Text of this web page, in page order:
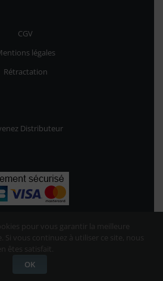
CGV
légales
Rétractation
Distributeur
pour vous garantir la meilleure
vous continuez à utiliser ce site, nous
êtes satisfait.
OK